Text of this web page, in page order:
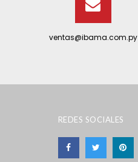
ventas@ibama.com.py
REDES SOCIALES